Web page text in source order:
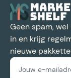
Geen spam,
in en krijg
nieuwe